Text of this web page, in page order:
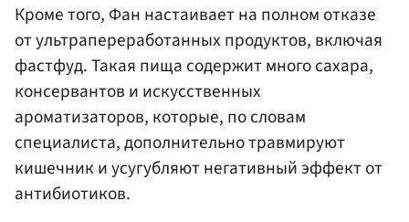
Кроме того, Фан настаивает на полном отказе
от ультрапереработанных продуктов, включая
фастфуд. Такая пища содержит много сахара,
консервантов и искусственных
ароматизаторов, которые, по словам
специалиста, дополнительно травмируют
кишечник и усугубляют негативный эффект от
антибиотиков.